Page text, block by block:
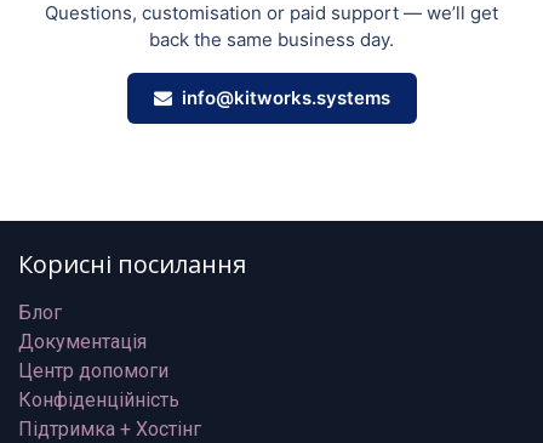
Questions, customisation or paid support — we’ll get
back the same business day.
info@kitworks.systems
Корисні посилання
Блог
Документація
Центр допомоги
Конфіденційність
Підтримка + Хостінг